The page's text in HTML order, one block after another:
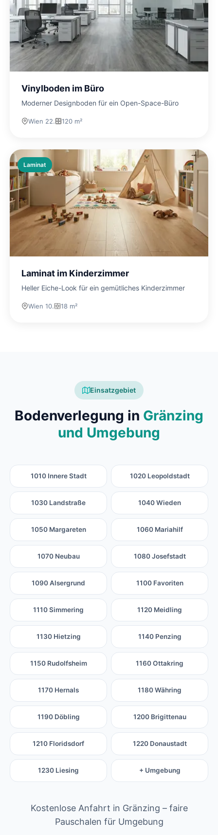
Vinylboden im Büro
Moderner Designboden für ein Open-Space-Büro
Wien 22. 120 m²
Laminat
Laminat im Kinderzimmer
Heller Eiche-Look für ein gemütliches Kinderzimmer
Wien 10. 18 m²
Einsatzgebiet
Bodenverlegung in Gränzing
und Umgebung
1010 Innere Stadt 1020 Leopoldstadt
1030 Landstraße 1040 Wieden
1050 Margareten 1060 Mariahilf
1070 Neubau 1080 Josefstadt
1090 Alsergrund 1100 Favoriten
1110 Simmering 1120 Meidling
1130 Hietzing 1140 Penzing
1150 Rudolfsheim 1160 Ottakring
1170 Hernals 1180 Währing
1190 Döbling 1200 Brigittenau
1210 Floridsdorf 1220 Donaustadt
1230 Liesing + Umgebung
Kostenlose Anfahrt in Gränzing – faire
Pauschalen für Umgebung